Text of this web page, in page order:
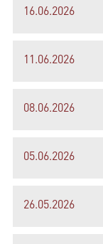
16.06.2026
11.06.2026
08.06.2026
05.06.2026
26.05.2026